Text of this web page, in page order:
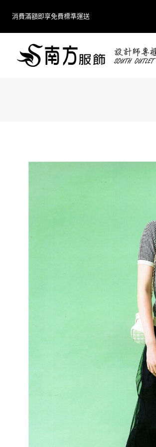
消費滿額即享免費標準運送